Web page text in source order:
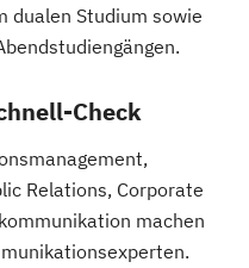
dualen Studium sowie
Check
Relations, Corporate
machen